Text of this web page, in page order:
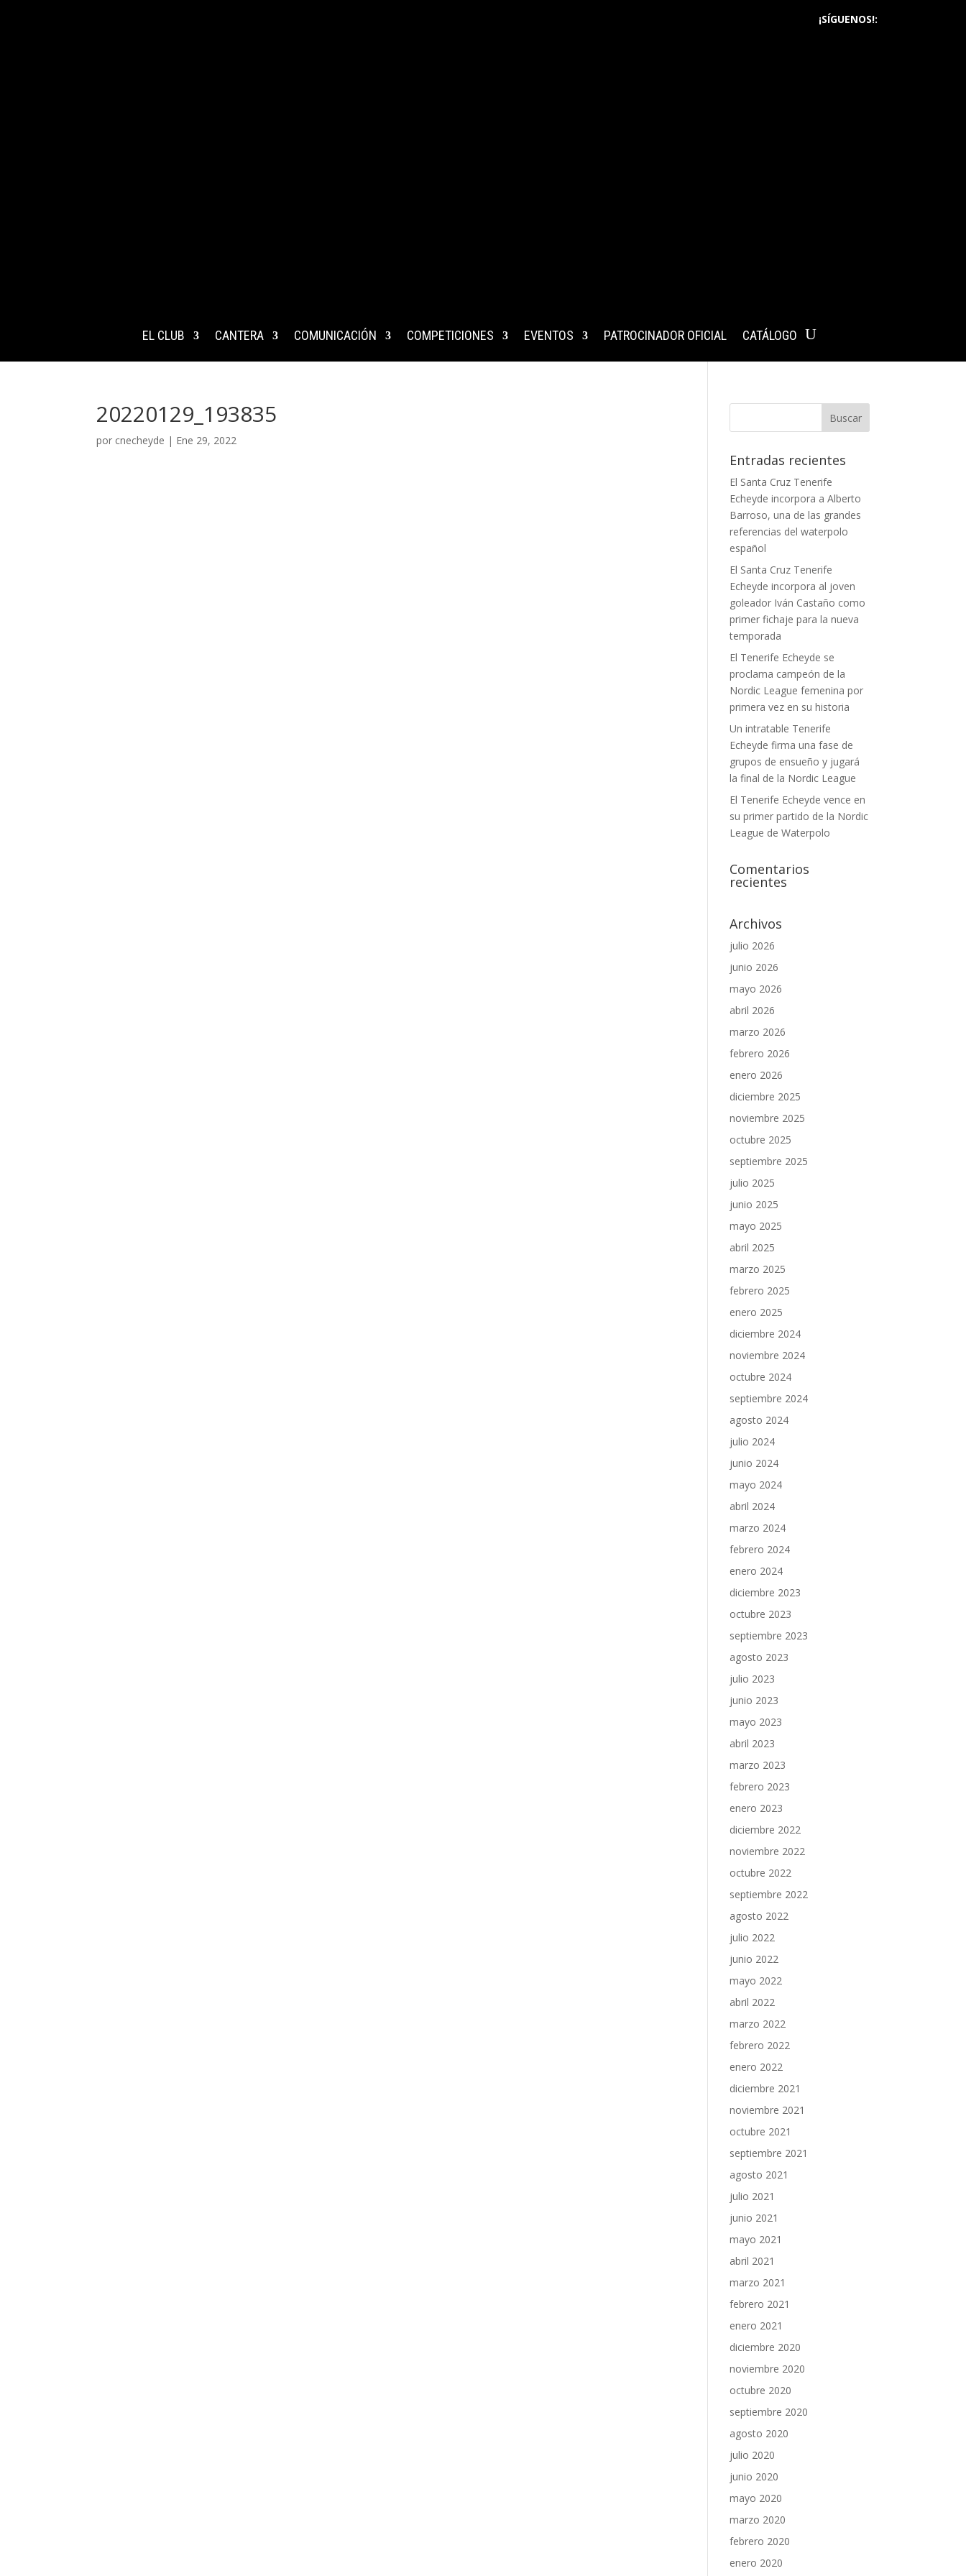
¡SÍGUENOS!:
EL CLUB CANTERA COMUNICACIÓN COMPETICIONES EVENTOS PATROCINADOR OFICIAL CATÁLOGO
20220129_193835
por cnecheyde | Ene 29, 2022
Entradas recientes
El Santa Cruz Tenerife
Echeyde incorpora a Alberto
Barroso, una de las grandes
referencias del waterpolo
español
El Santa Cruz Tenerife
Echeyde incorpora al joven
goleador Iván Castaño como
primer fichaje para la nueva
temporada
El Tenerife Echeyde se
proclama campeón de la
Nordic League femenina por
primera vez en su historia
Un intratable Tenerife
Echeyde firma una fase de
grupos de ensueño y jugará
la final de la Nordic League
El Tenerife Echeyde vence en
su primer partido de la Nordic
League de Waterpolo
Comentarios
recientes
Archivos
julio 2026
junio 2026
mayo 2026
abril 2026
marzo 2026
febrero 2026
enero 2026
diciembre 2025
noviembre 2025
octubre 2025
septiembre 2025
julio 2025
junio 2025
mayo 2025
abril 2025
marzo 2025
febrero 2025
enero 2025
diciembre 2024
noviembre 2024
octubre 2024
septiembre 2024
agosto 2024
julio 2024
junio 2024
mayo 2024
abril 2024
marzo 2024
febrero 2024
enero 2024
diciembre 2023
octubre 2023
septiembre 2023
agosto 2023
julio 2023
junio 2023
mayo 2023
abril 2023
marzo 2023
febrero 2023
enero 2023
diciembre 2022
noviembre 2022
octubre 2022
septiembre 2022
agosto 2022
julio 2022
junio 2022
mayo 2022
abril 2022
marzo 2022
febrero 2022
enero 2022
diciembre 2021
noviembre 2021
octubre 2021
septiembre 2021
agosto 2021
julio 2021
junio 2021
mayo 2021
abril 2021
marzo 2021
febrero 2021
enero 2021
diciembre 2020
noviembre 2020
octubre 2020
septiembre 2020
agosto 2020
julio 2020
junio 2020
mayo 2020
marzo 2020
febrero 2020
enero 2020